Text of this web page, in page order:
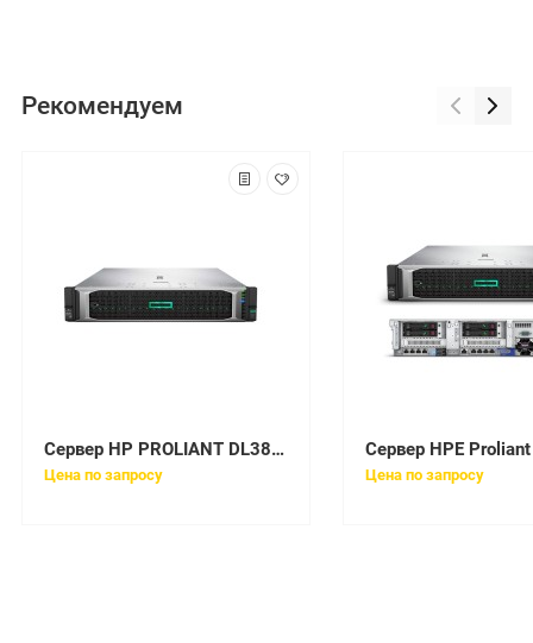
Рекомендуем
Сервер HP PROLIANT DL380 GEN10 1X3106 1X16GB 8XLFF 1X500W [868709-B21]
Цена по запросу Цена по запросу